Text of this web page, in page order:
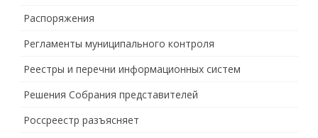
Распоряжения
Регламенты муниципального контроля
Реестры и перечни информационных систем
Решения Собрания представителей
Россреестр разъясняет